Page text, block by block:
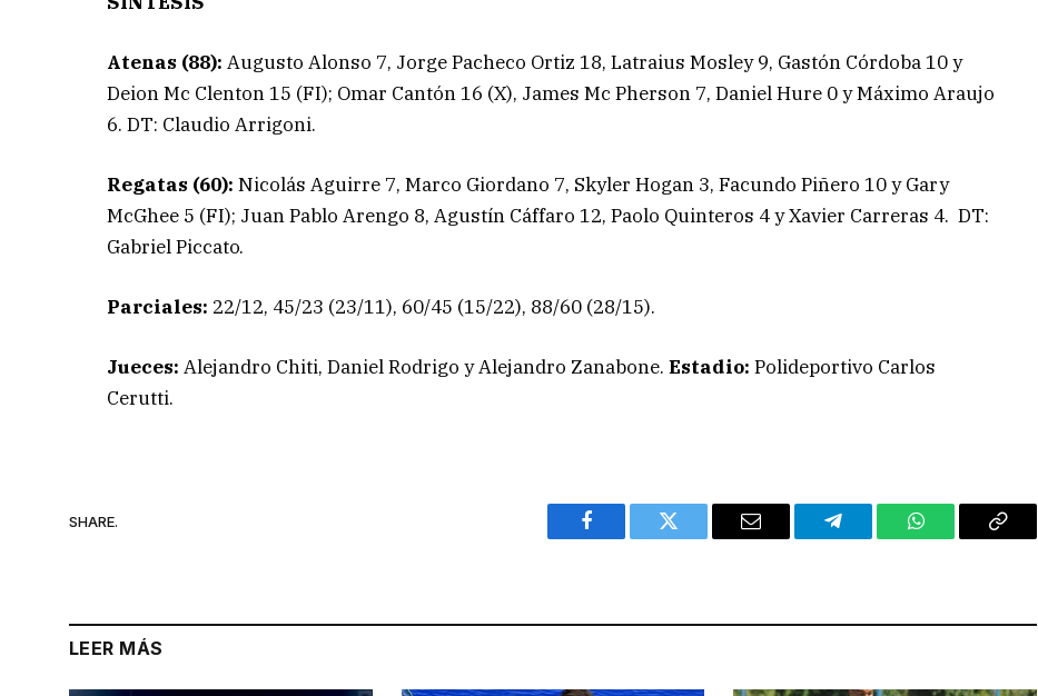
Atenas (88): Augusto Alonso 7, Jorge Pacheco Ortiz 18, Latraius Mosley 9, Gastón Córdoba 10 y
Deion Mc Clenton 15 (FI); Omar Cantón 16 (X), James Mc Pherson 7, Daniel Hure 0 y Máximo Araujo
6. DT: Claudio Arrigoni.
Regatas (60): Nicolás Aguirre 7, Marco Giordano 7, Skyler Hogan 3, Facundo Piñero 10 y Gary
McGhee 5 (FI); Juan Pablo Arengo 8, Agustín Cáffaro 12, Paolo Quinteros 4 y Xavier Carreras 4. DT:
Gabriel Piccato.
Parciales: 22/12, 45/23 (23/11), 60/45 (15/22), 88/60 (28/15).
Jueces:Alejandro Chiti, Daniel Rodrigo y Alejandro Zanabone.Estadio: Polideportivo Carlos
Cerutti.
SHARE.
Facebook Twitter Email Telegram WhatsAppCopy
LEER MÁS